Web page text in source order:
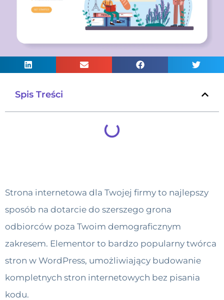
Spis Treści
Strona internetowa dla Twojej firmy to najlepszy
sposób na dotarcie do szerszego grona
odbiorców poza Twoim demograficznym
zakresem. Elementor to bardzo popularny twórca
stron w WordPress, umożliwiający budowanie
kompletnych stron internetowych bez pisania
kodu.